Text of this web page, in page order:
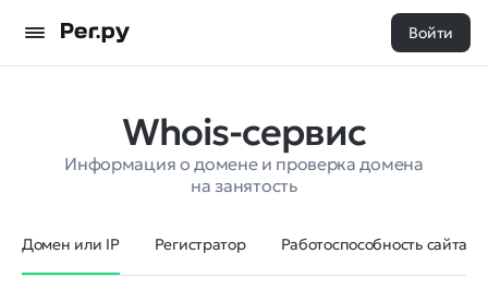
Войти
Whois-сервис
Информация о домене и проверка домена
на занятость
Домен или IP Регистратор Работоспособность сайта